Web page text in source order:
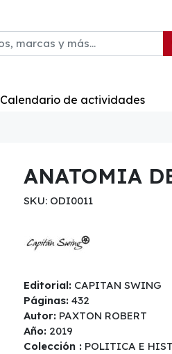
Calendario de actividades
ANATOMIA
SKU: ODI0011
Editorial: CAPITAN SWING
Páginas: 432
Autor: PAXTON ROBERT
Año: 2019
Colección : POLITICA E